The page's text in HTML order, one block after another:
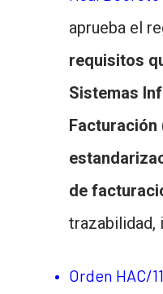
aprueba el
requisitos
Sistemas
Facturación
de
trazabilidad,
Orden HAC/